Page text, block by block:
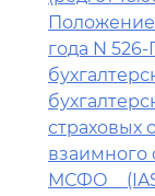
Положение
года N
страховых
взаимного
МСФО